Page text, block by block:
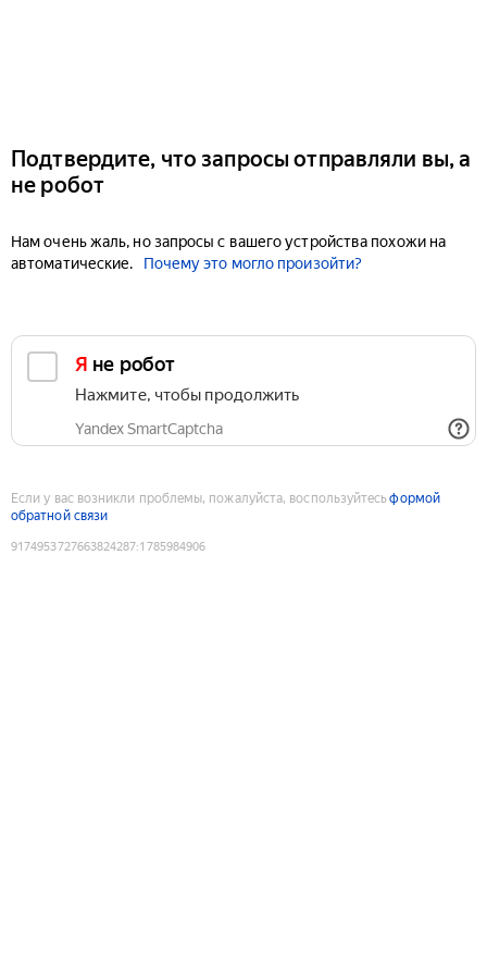
Подтвердите, что запросы отправляли вы, а
не робот
Нам очень жаль, но запросы с вашего устройства похожи на
автоматические.
Почему это могло произойти?
Я не робот
Нажмите, чтобы продолжить
Yandex SmartCaptcha
Если у вас возникли проблемы, пожалуйста, воспользуйтесьформой
обратной связи
9174953727663824287:1785984906